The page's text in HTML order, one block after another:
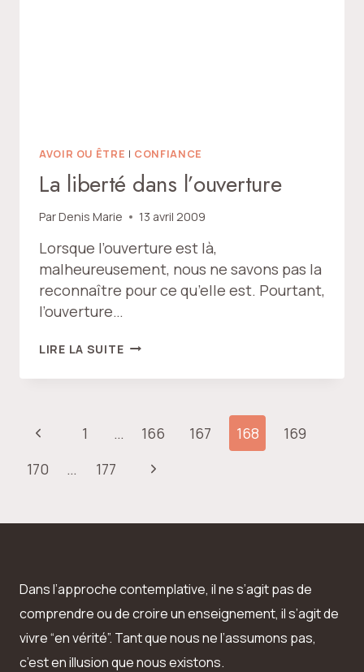
AVOIR OU ÊTRE | CONFIANCE
La liberté dans l’ouverture
ParDenis Marie 13 avril 2009
Lorsque l’ouverture est là,
malheureusement, nous ne savons pas la
reconnaître pour ce qu’elle est. Pourtant,
l’ouverture…
LIRE LA SUITELA
DANS
Navigation
de
Page
précédente
1 … 166 167 168
169
170
… 177
Page
Dans l’approche contemplative, il ne s’agit pas de
comprendre ou de croire un enseignement, il s’agit de
vivre “en vérité”. Tant que nous ne l’assumons pas,
c’est en illusion que nous existons.